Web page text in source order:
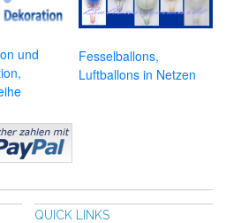
und
Fesselballons,
Luftballons in Netzen
QUICK LINKS